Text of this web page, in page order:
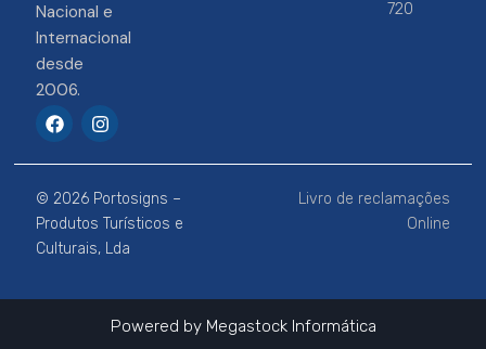
Nacional e
Internacional
desde
2006.
F
a
e
b
o
o
k
I
n
t
a
g
r
a
m
720
© 2026 Portosigns –
Produtos Turísticos e
Culturais, Lda
Livro de reclamações
Online
Powered by Megastock Informática